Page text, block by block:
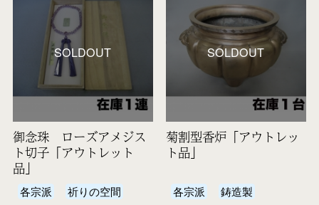
SOLDOUT
御念珠 ローズアメジス
ト切子「アウトレット
品」
各宗派 祈りの空間
SOLDOUT
菊割型香炉「アウトレッ
ト品」
各宗派 鋳造製